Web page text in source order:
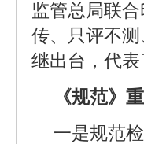
监管总局联
传、只评不
继出台，代
《规范》
一是规范